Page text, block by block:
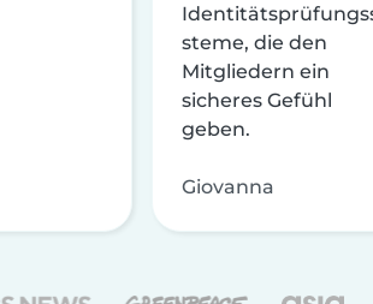
steme, die den
Mitgliedern ein
sicheres Gefühl
geben.
Giovanna